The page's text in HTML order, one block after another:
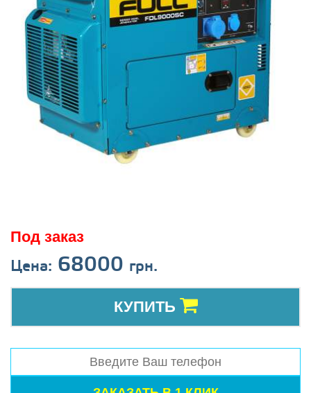
Под заказ
Цена: 68000 грн.
КУПИТЬ